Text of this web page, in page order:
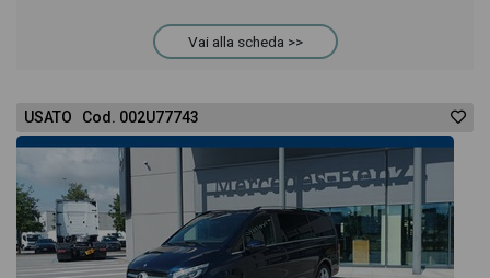
Vai alla scheda >>
USATO Cod. 002U77743